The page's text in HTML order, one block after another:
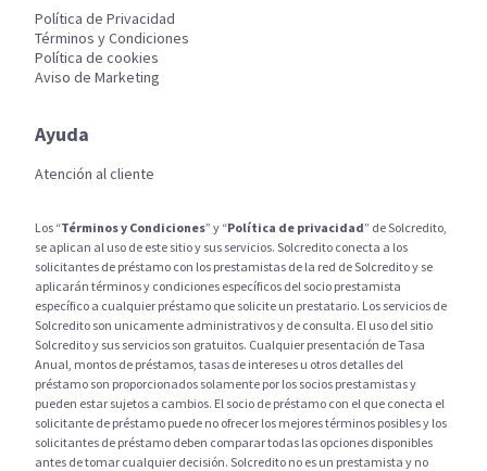
Política de Privacidad
Términos y Condiciones
Política de cookies
Aviso de Marketing
Ayuda
Atención al cliente
Los “Términos y Condiciones” y “Política de privacidad” de Solcredito,
se aplican al uso de este sitio y sus servicios. Solcredito conecta a los
solicitantes de préstamo con los prestamistas de la red de Solcredito y se
aplicarán términos y condiciones específicos del socio prestamista
específico a cualquier préstamo que solicite un prestatario. Los servicios de
Solcredito son unicamente administrativos y de consulta. El uso del sitio
Solcredito y sus servicios son gratuitos. Cualquier presentación de Tasa
Anual, montos de préstamos, tasas de intereses u otros detalles del
préstamo son proporcionados solamente por los socios prestamistas y
pueden estar sujetos a cambios. El socio de préstamo con el que conecta el
solicitante de préstamo puede no ofrecer los mejores términos posibles y los
solicitantes de préstamo deben comparar todas las opciones disponibles
antes de tomar cualquier decisión. Solcredito no es un prestamista y no